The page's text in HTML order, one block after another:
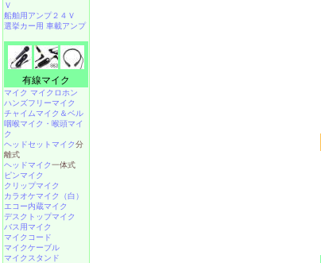
Ｖ
船舶用アンプ２４Ｖ
選挙カー用 車載アンプ
有線マイク
マイク マイクロホン
ハンズフリーマイク
チャイムマイク＆ベル
咽喉マイク・喉頭マイ
ク
ヘッドセットマイク分
離式
ヘッドマイク一体式
ピンマイク
クリップマイク
カラオケマイク（白）
エコー内蔵マイク
デスクトップマイク
バス用マイク
マイクコード
マイクケーブル
マイクスタンド